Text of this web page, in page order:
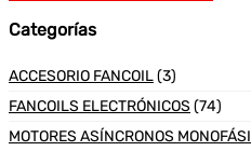
Categorías
ACCESORIO FANCOIL(3)
FANCOILS ELECTRÓNICOS (74)
MOTORES ASÍNCRONOS